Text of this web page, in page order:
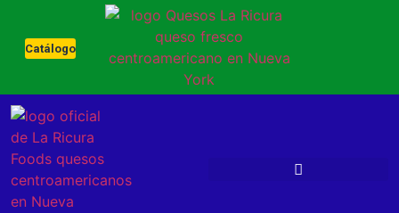
Catálogo